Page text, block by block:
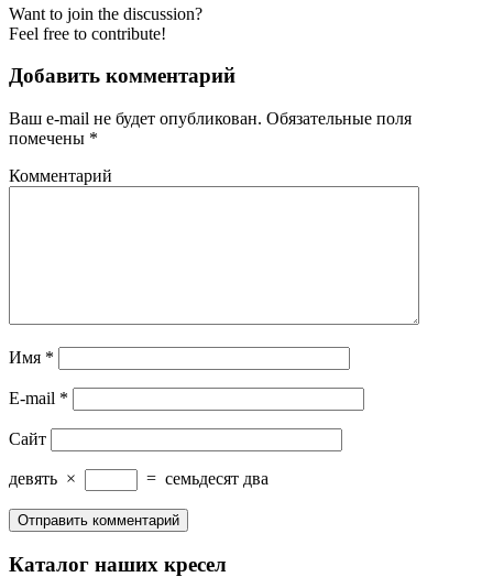
Want to join the discussion?
Feel free to contribute!
Добавить комментарий
Ваш e-mail не будет опубликован. Обязательные поля
помечены *
Комментарий
Имя *
E-mail *
Сайт
девять × = семьдесят два
Каталог наших кресел